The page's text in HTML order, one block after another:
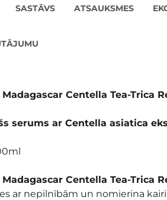
SASTĀVS ATSAUKSMES
Madagascar Centella Tea-Trica
serums ar Centella asiatica
Madagascar Centella Tea-Trica
ar nepilnībām un nomierina